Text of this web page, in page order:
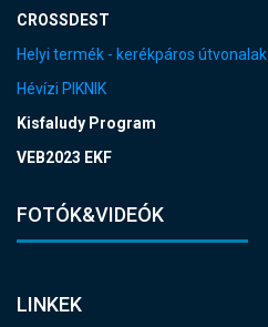
CROSSDEST
Helyi termék - kerékpáros útvonalak
Hévízi PIKNIK
Kisfaludy Program
VEB2023 EKF
FOTÓK&VIDEÓK
LINKEK